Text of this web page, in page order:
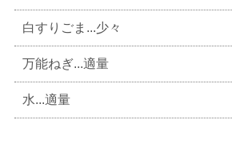
白すりごま...少々
万能ねぎ...適量
水...適量